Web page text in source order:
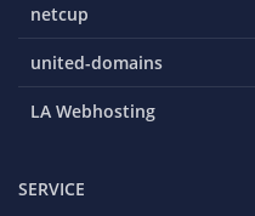
netcup
united-domains
LA Webhosting
SERVICE